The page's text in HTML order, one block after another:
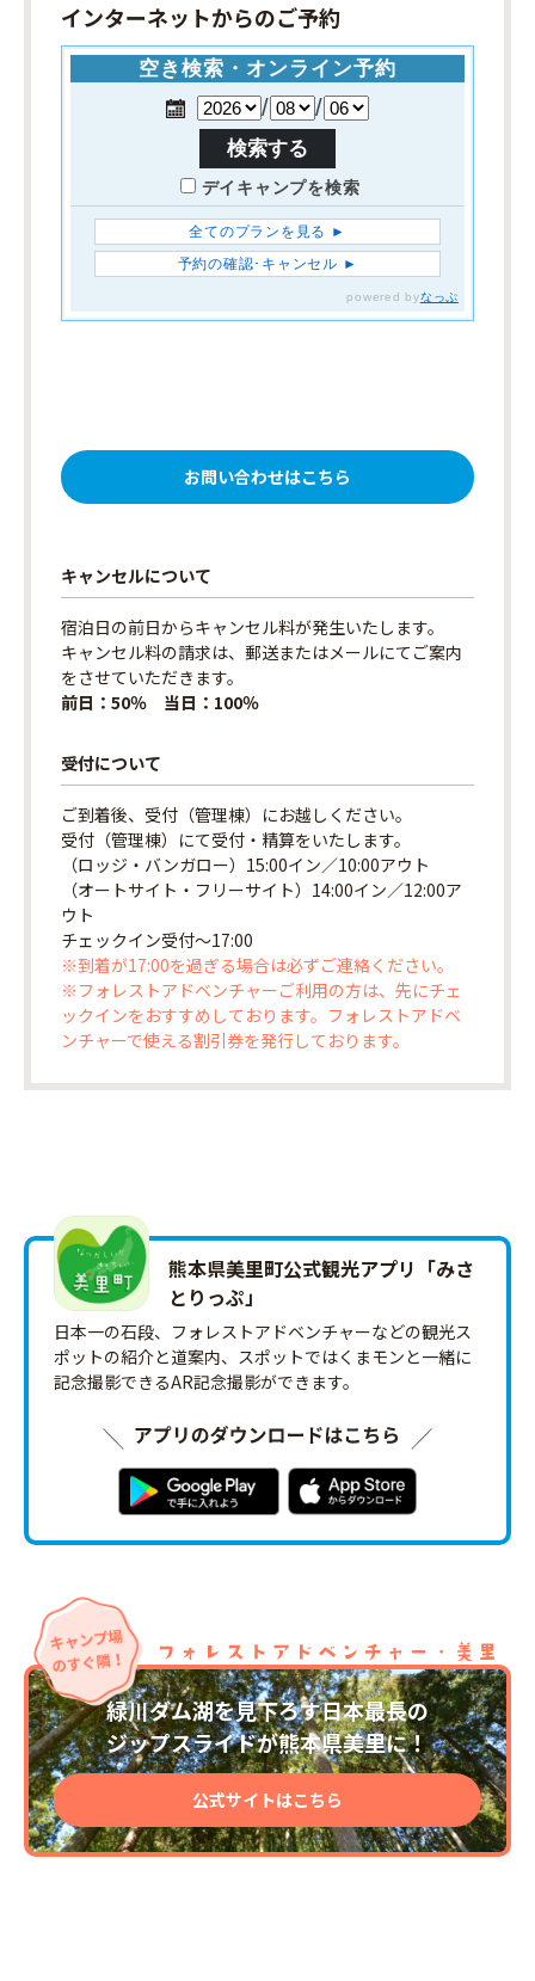
インターネットからのご予約
お問い合わせはこちら
キャンセルについて
宿泊日の前日からキャンセル料が発生いたします。
キャンセル料の請求は、郵送またはメールにてご案内
をさせていただきます。
前日：50％ 当日：100％
受付について
ご到着後、受付（管理棟）にお越しください。
受付（管理棟）にて受付・精算をいたします。
（ロッジ・バンガロー）15:00イン／10:00アウト
（オートサイト・フリーサイト）14:00イン／12:00ア
ウト
チェックイン受付〜17:00
※到着が17:00を過ぎる場合は必ずご連絡ください。
※フォレストアドベンチャーご利用の方は、先にチェ
ックインをおすすめしております。フォレストアドベ
ンチャーで使える割引券を発行しております。
熊本県美里町公式観光アプリ「みさ
とりっ‪ぷ‬」
日本一の石段、フォレストアドベンチャーなどの観光ス
ポットの紹介と道案内、スポットではくまモンと一緒に
記念撮影できるAR記念撮影ができます。
緑川ダム湖を見下ろす日本最長の
ジップスライドが熊本県美里に！
公式サイトはこちら